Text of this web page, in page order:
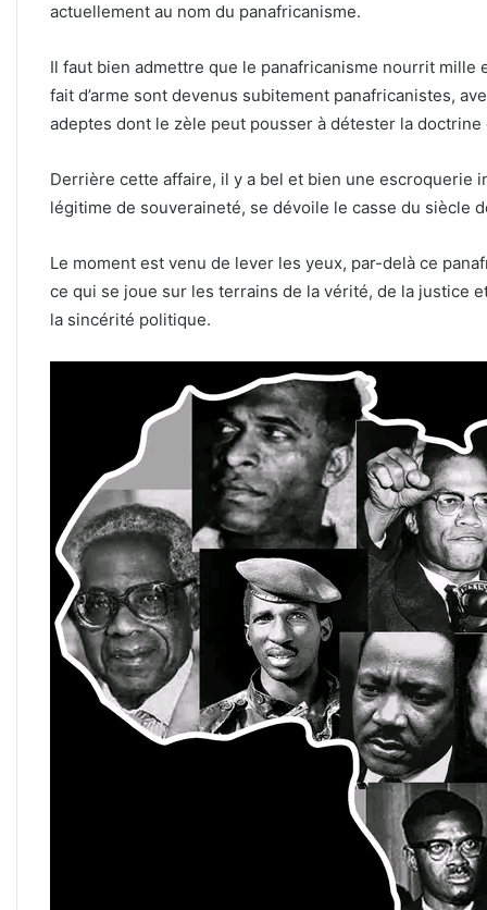
actuellement au nom du panafricanisme.
Il faut bien admettre que le panafricanisme nourrit mille
fait d’arme sont devenus subitement panafricanistes,
adeptes dont le zèle peut pousser à détester la
Derrière cette affaire, il y a bel et bien une escroquerie
légitime de souveraineté, se dévoile le casse du siècle
Le moment est venu de lever les yeux, par-delà ce
ce qui se joue sur les terrains de la vérité, de la justice
la sincérité politique.